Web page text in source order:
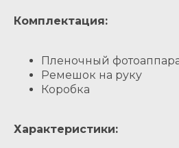
Комплектация:
Пленочный
Ремешок на руку
Коробка
Характеристики: